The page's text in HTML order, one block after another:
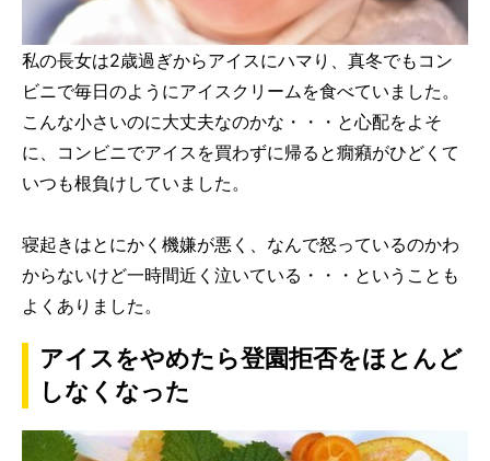
私の長女は2歳過ぎからアイスにハマり、真冬でもコン
ビニで毎日のようにアイスクリームを食べていました。
こんな小さいのに大丈夫なのかな・・・と心配をよそ
に、コンビニでアイスを買わずに帰ると癇癪がひどくて
いつも根負けしていました。
寝起きはとにかく機嫌が悪く、なんで怒っているのかわ
からないけど一時間近く泣いている・・・ということも
よくありました。
アイスをやめたら登園拒否をほとんど
しなくなった